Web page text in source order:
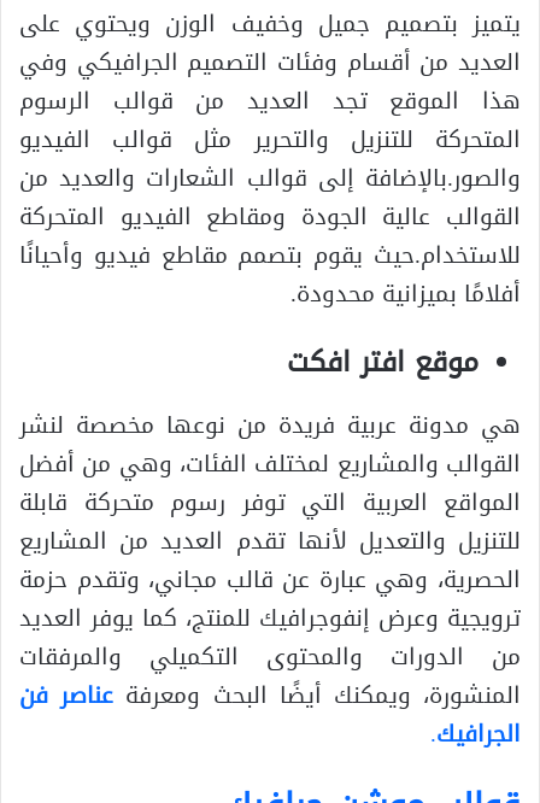
يتميز بتصميم جميل وخفيف الوزن ويحتوي على
العديد من أقسام وفئات التصميم الجرافيكي وفي
هذا الموقع تجد العديد من قوالب الرسوم
المتحركة للتنزيل والتحرير مثل قوالب الفيديو
والصور.بالإضافة إلى قوالب الشعارات والعديد من
القوالب عالية الجودة ومقاطع الفيديو المتحركة
للاستخدام.حيث يقوم بتصمم مقاطع فيديو وأحيانًا
أفلامًا بميزانية محدودة.
موقع افتر افكت
هي مدونة عربية فريدة من نوعها مخصصة لنشر
القوالب والمشاريع لمختلف الفئات، وهي من أفضل
المواقع العربية التي توفر رسوم متحركة قابلة
للتنزيل والتعديل لأنها تقدم العديد من المشاريع
الحصرية، وهي عبارة عن قالب مجاني، وتقدم حزمة
ترويجية وعرض إنفوجرافيك للمنتج، كما يوفر العديد
من الدورات والمحتوى التكميلي والمرفقات
المنشورة، ويمكنك أيضًا البحث ومعرفة عناصر فن
الجرافيك.